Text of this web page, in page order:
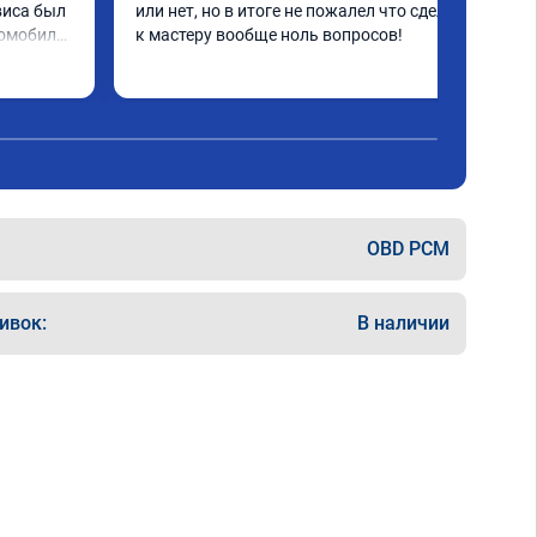
был
что
или нет, но в итоге не пожалел что сделал,
к мастеру вообще ноль вопросов!
OBD PCM
В наличии